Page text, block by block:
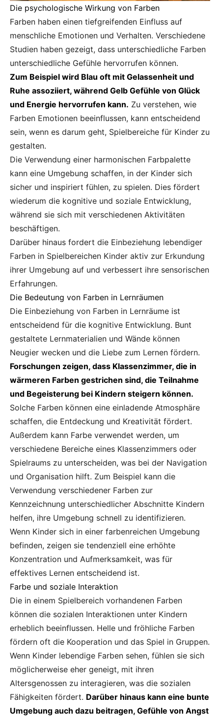
Die psychologische Wirkung von Farben
Farben haben einen tiefgreifenden Einfluss auf
menschliche Emotionen und Verhalten. Verschiedene
Studien haben gezeigt, dass unterschiedliche Farben
unterschiedliche Gefühle hervorrufen können.
Zum Beispiel wird Blau oft mit Gelassenheit und
Ruhe assoziiert, während Gelb Gefühle von Glück
und Energie hervorrufen kann. Zu verstehen, wie
Farben Emotionen beeinflussen, kann entscheidend
sein, wenn es darum geht, Spielbereiche für Kinder zu
gestalten.
Die Verwendung einer harmonischen Farbpalette
kann eine Umgebung schaffen, in der Kinder sich
sicher und inspiriert fühlen, zu spielen. Dies fördert
wiederum die kognitive und soziale Entwicklung,
während sie sich mit verschiedenen Aktivitäten
beschäftigen.
Darüber hinaus fordert die Einbeziehung lebendiger
Farben in Spielbereichen Kinder aktiv zur Erkundung
ihrer Umgebung auf und verbessert ihre sensorischen
Erfahrungen.
Die Bedeutung von Farben in Lernräumen
Die Einbeziehung von Farben in Lernräume ist
entscheidend für die kognitive Entwicklung. Bunt
gestaltete Lernmaterialien und Wände können
Neugier wecken und die Liebe zum Lernen fördern.
Forschungen zeigen, dass Klassenzimmer, die in
wärmeren Farben gestrichen sind, die Teilnahme
und Begeisterung bei Kindern steigern können.
Solche Farben können eine einladende Atmosphäre
schaffen, die Entdeckung und Kreativität fördert.
Außerdem kann Farbe verwendet werden, um
verschiedene Bereiche eines Klassenzimmers oder
Spielraums zu unterscheiden, was bei der Navigation
und Organisation hilft. Zum Beispiel kann die
Verwendung verschiedener Farben zur
Kennzeichnung unterschiedlicher Abschnitte Kindern
helfen, ihre Umgebung schnell zu identifizieren.
Wenn Kinder sich in einer farbenreichen Umgebung
befinden, zeigen sie tendenziell eine erhöhte
Konzentration und Aufmerksamkeit, was für
effektives Lernen entscheidend ist.
Farbe und soziale Interaktion
Die in einem Spielbereich vorhandenen Farben
können die sozialen Interaktionen unter Kindern
erheblich beeinflussen. Helle und fröhliche Farben
fördern oft die Kooperation und das Spiel in Gruppen.
Wenn Kinder lebendige Farben sehen, fühlen sie sich
möglicherweise eher geneigt, mit ihren
Altersgenossen zu interagieren, was die sozialen
Fähigkeiten fördert. Darüber hinaus kann eine bunte
Umgebung auch dazu beitragen, Gefühle von Angst